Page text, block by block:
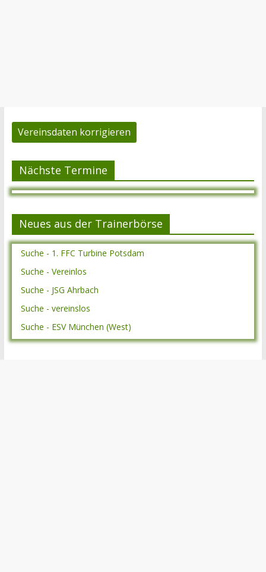
Vereinsdaten korrigieren
Nächste Termine
Neues aus der Trainerbörse
Suche - 1. FFC Turbine Potsdam
Suche - Vereinlos
Suche - JSG Ahrbach
Suche - vereinslos
Suche - ESV München (West)